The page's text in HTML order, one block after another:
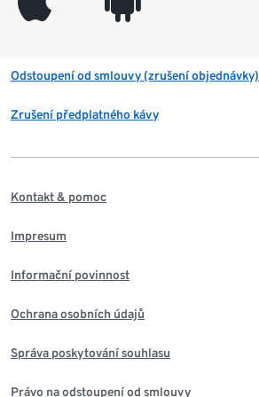
Odstoupení od smlouvy (zrušení objednávky)
Zrušení předplatného kávy
Kontakt & pomoc
Impresum
Informační povinnost
Ochrana osobních údajů
Správa poskytování souhlasu
Právo na odstoupení od smlouvy